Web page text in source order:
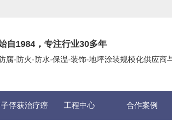
自1984，专注行业30多年
腐-防火-防水-保温-装饰-地坪涂装规模化供应商
俘获治疗癌 工程中心 合作案例